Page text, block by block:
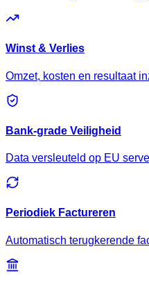
Winst & Verlies
Omzet, kosten en resultaat
Bank-grade Veiligheid
Data versleuteld op EU
Periodiek Factureren
Automatisch terugkerende